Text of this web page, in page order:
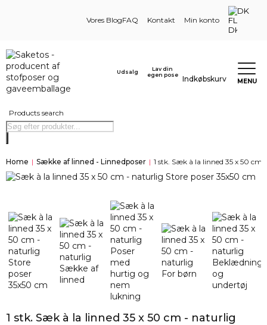
Vores BlogFAQ Kontakt Min konto
DK
Products search
Udsalg
Lav din
egen pose
Indkøbskurv MENU
Home | Sække af linned - Linnedposer | 1 stk. Sæk à la linned 35 x 50 cm
1 stk. Sæk à la linned 35 x 50 cm - naturlig